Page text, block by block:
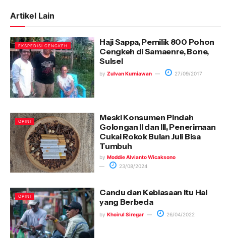
Artikel Lain
EKSPEDISI CENGKEH
Haji Sappa, Pemilik 800 Pohon
Cengkeh di Samaenre, Bone,
Sulsel
by Zulvan Kurniawan 27/09/2017
OPINI
Meski Konsumen Pindah
Golongan II dan III, Penerimaan
Cukai Rokok Bulan Juli Bisa
Tumbuh
by Moddie Alvianto Wicaksono
23/08/2024
OPINI
Candu dan Kebiasaan Itu Hal
yang Berbeda
by Khoirul Siregar 26/04/2022